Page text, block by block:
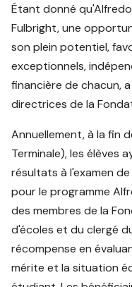
Étant donné
Fulbright, une
son plein potentiel,
exceptionnels,
financière de chacun,
directrices de la
Annuellement, à la fin
Terminale), les élèves
résultats à l'examen
pour le programme
des membres de la
d'écoles et du clergé
récompense en
mérite et la situation